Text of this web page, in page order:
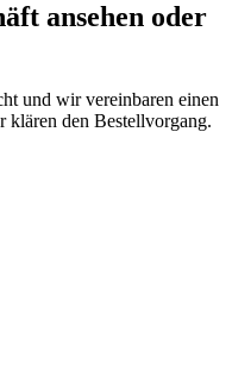
ansehen oder
und wir vereinbaren einen
klären den Bestellvorgang.